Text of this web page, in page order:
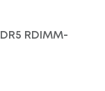
RDIMM-